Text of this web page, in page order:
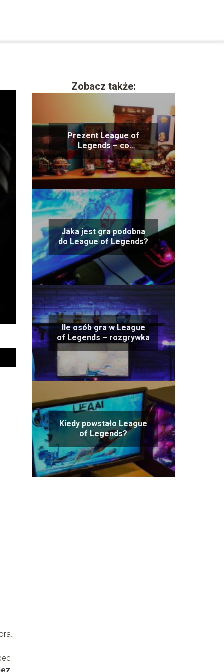
Zobacz także:
Prezent League of
Legends – co
podarować fanowi gry?
Jaka jest gra podobna
do League of Legends?
Ile osób gra w League
of Legends – rozgrywka
Kiedy powstało League
of Legends?